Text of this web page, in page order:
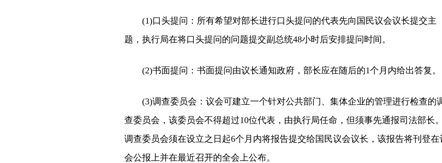
(1)口头提问：所有希望对部长进行口头提问的代表先向国民议会议长提交主
题，执行局在将口头提问的问题提交副总统48小时后安排提问时间。
(2)书面提问：书面提问由议长通知政府，部长应在随后的1个月内给出答复。
(3)调查委员会：议会可建立一个针对公共部门、集体企业的管理进行检查的
查委员会，该委员会不得超过10位代表，由执行局任命，但须事先通报司法部长。
调查委员会须在设立之日起6个月内将报告提交给国民议会议长，该报告将刊登在
会公报上并在最近召开的全会上公布。